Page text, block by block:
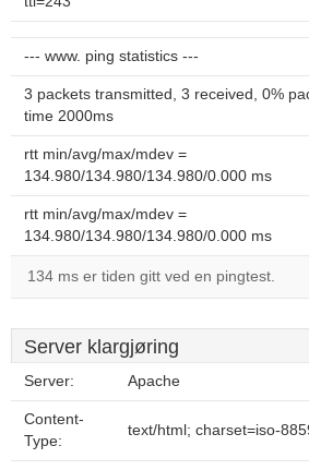
--- www. ping statistics ---
3 packets transmitted, 3 received, 0%
time 2000ms
rtt min/avg/max/mdev =
134.980/134.980/134.980/0.000 ms
rtt min/avg/max/mdev =
134.980/134.980/134.980/0.000 ms
134 ms er tiden gitt ved en pingtest.
Server klargjøring
Server: Apache
Content-
Type:
text/html; charset=iso-